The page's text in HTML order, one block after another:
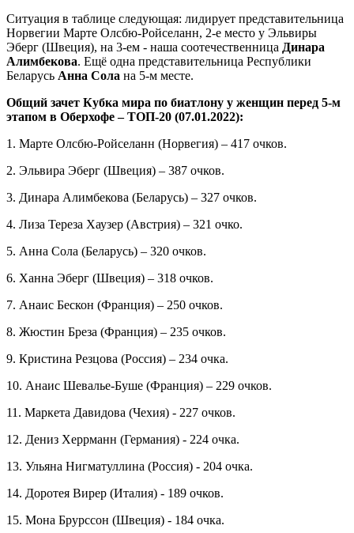
Ситуация в таблице следующая: лидирует представительница
Норвегии Марте Олсбю-Ройселанн, 2-е место у Эльвиры
Эберг (Швеция), на 3-ем - наша соотечественница Динара
Алимбекова. Ещё одна представительница Республики
Беларусь Анна Сола на 5-м месте.
Общий зачет Кубка мира по биатлону у женщин перед 5-м
этапом в Оберхофе – ТОП-20 (07.01.2022):
1. Марте Олсбю-Ройселанн (Норвегия) – 417 очков.
2. Эльвира Эберг (Швеция) – 387 очков.
3. Динара Алимбекова (Беларусь) – 327 очков.
4. Лиза Тереза Хаузер (Австрия) – 321 очко.
5. Анна Сола (Беларусь) – 320 очков.
6. Ханна Эберг (Швеция) – 318 очков.
7. Анаис Бескон (Франция) – 250 очков.
8. Жюстин Бреза (Франция) – 235 очков.
9. Кристина Резцова (Россия) – 234 очка.
10. Анаис Шевалье-Буше (Франция) – 229 очков.
11. Маркета Давидова (Чехия) - 227 очков.
12. Дениз Херрманн (Германия) - 224 очка.
13. Ульяна Нигматуллина (Россия) - 204 очка.
14. Доротея Вирер (Италия) - 189 очков.
15. Мона Брурссон (Швеция) - 184 очка.